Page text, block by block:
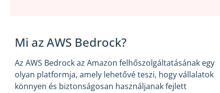
Mi az AWS Bedrock?
Az AWS Bedrock az Amazon felhőszolgáltatásának egy
olyan platformja, amely lehetővé teszi, hogy vállalatok
könnyen és biztonságosan használjanak fejlett